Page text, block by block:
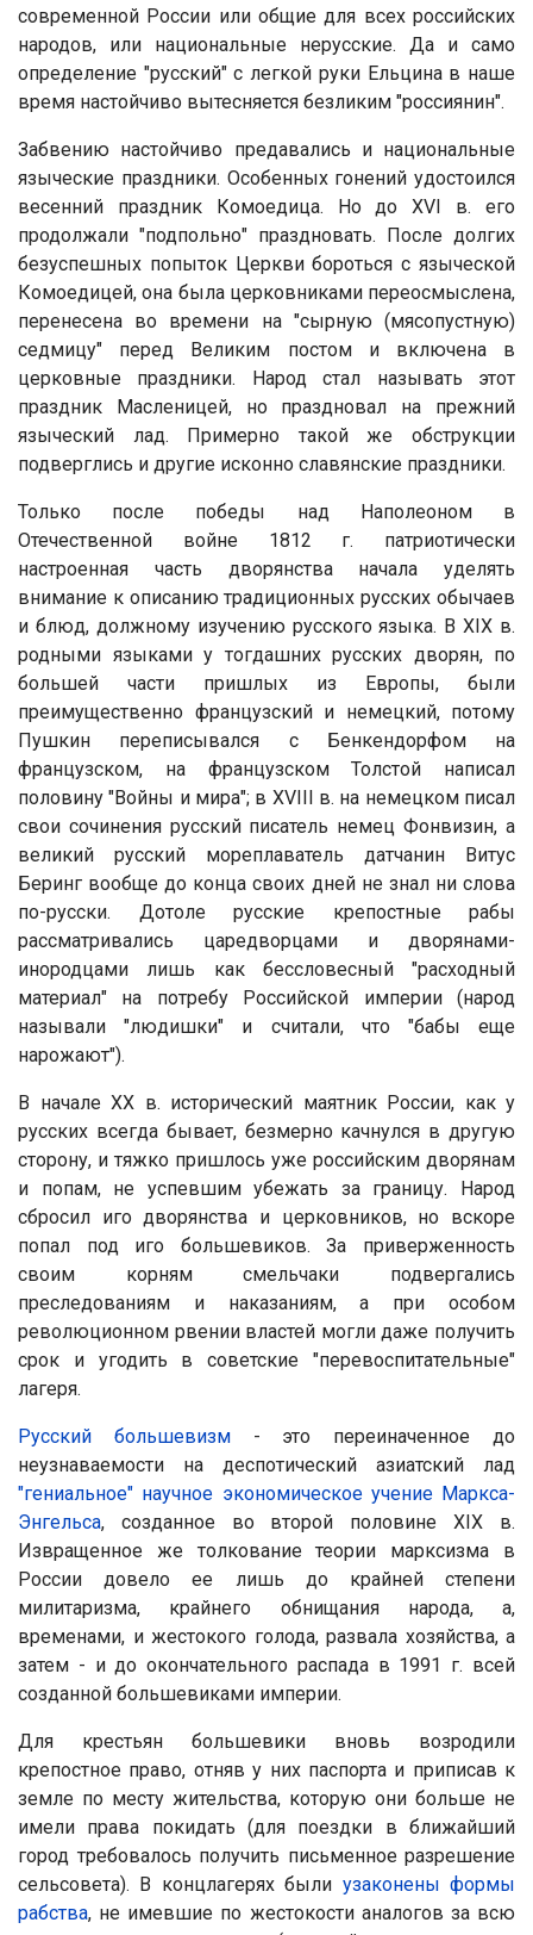
современной России или общие для всех российских
народов, или национальные нерусские. Да и само
определение "русский" с легкой руки Ельцина в наше
время настойчиво вытесняется безликим "россиянин".
Забвению настойчиво предавались и национальные
языческие праздники. Особенных гонений удостоился
весенний праздник Комоедица. Но до XVI в. его
продолжали "подпольно" праздновать. После долгих
безуспешных попыток Церкви бороться с языческой
Комоедицей, она была церковниками переосмыслена,
перенесена во времени на "сырную (мясопустную)
седмицу" перед Великим постом и включена в
церковные праздники. Народ стал называть этот
праздник Масленицей, но праздновал на прежний
языческий лад. Примерно такой же обструкции
подверглись и другие исконно славянские праздники.
Только после победы над Наполеоном в
Отечественной войне 1812 г. патриотически
настроенная часть дворянства начала уделять
внимание к описанию традиционных русских обычаев
и блюд, должному изучению русского языка. В XIX в.
родными языками у тогдашних русских дворян, по
большей части пришлых из Европы, были
преимущественно французский и немецкий, потому
Пушкин переписывался с Бенкендорфом на
французском, на французском Толстой написал
половину "Войны и мира"; в XVIII в. на немецком писал
свои сочинения русский писатель немец Фонвизин, а
великий русский мореплаватель датчанин Витус
Беринг вообще до конца своих дней не знал ни слова
по-русски. Дотоле русские крепостные рабы
рассматривались царедворцами и дворянами-
инородцами лишь как бессловесный "расходный
материал" на потребу Российской империи (народ
называли "людишки" и считали, что "бабы еще
нарожают").
В начале ХХ в. исторический маятник России, как у
русских всегда бывает, безмерно качнулся в другую
сторону, и тяжко пришлось уже российским дворянам
и попам, не успевшим убежать за границу. Народ
сбросил иго дворянства и церковников, но вскоре
попал под иго большевиков. За приверженность
своим корням смельчаки подвергались
преследованиям и наказаниям, а при особом
революционном рвении властей могли даже получить
срок и угодить в советские "перевоспитательные"
лагеря.
Русский большевизм- это переиначенное до
неузнаваемости на деспотический азиатский лад
"гениальное" научное экономическое учение Маркса-
Энгельса, созданное во второй половине XIX в.
Извращенное же толкование теории марксизма в
России довело ее лишь до крайней степени
милитаризма, крайнего обнищания народа, а,
временами, и жестокого голода, развала хозяйства, а
затем - и до окончательного распада в 1991 г. всей
созданной большевиками империи.
Для крестьян большевики вновь возродили
крепостное право, отняв у них паспорта и приписав к
земле по месту жительства, которую они больше не
имели права покидать (для поездки в ближайший
город требовалось получить письменное разрешение
сельсовета). В концлагерях были узаконены формы
рабства, не имевшие по жестокости аналогов за всю